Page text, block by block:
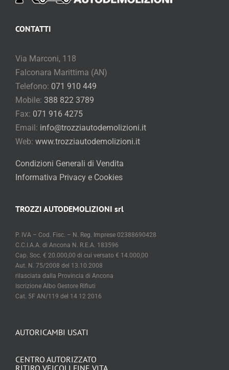
AUTORICAMBI USATI
CENTRO AUTORIZZATO
CONTATTI
Via Marconi, 118
Falconara Marittima (AN)
Telefono: 071 910 449
Mobile: 388 822 3789
Fax: 071 916 4275
Email: info@trozziautodemolizioni.it
Web: www.trozziautodemolizioni.it
Condizioni Generali di Vendita
Informativa Privacy e Cookies
TROZZI AUTODEMOLIZIONI srl
P. IVA – Cod. Fisc. – N. Reg. Imprese 02388690428
C.C.I.A.A. di Ancona N. R.E.A. 183596
Cap. Soc. € 20.000,00 di cui versato € 14.000,00
Aut. N. 75/2008 del 13.10.2008
rilasciata dalla Provincia di Ancona
Iscrizione Albo Gestore Rifiuti
Cat. 5F AN/119 del 14 12 2016